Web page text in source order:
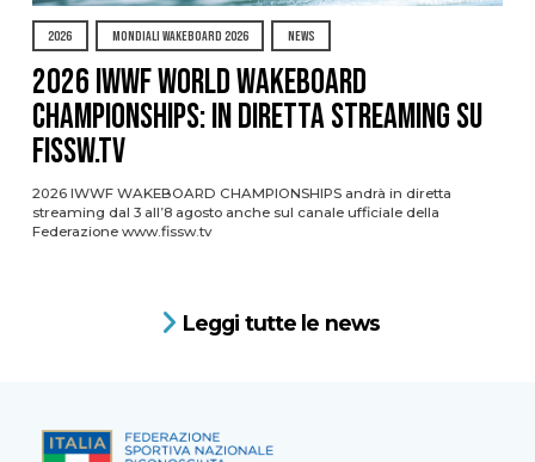
2026 MONDIALI WAKEBOARD 2026 NEWS
2026 IWWF WORLD WAKEBOARD
CHAMPIONSHIPS: IN DIRETTA STREAMING SU
FISSW.TV
2026 IWWF WAKEBOARD CHAMPIONSHIPS andrà in diretta
streaming dal 3 all’8 agosto anche sul canale ufficiale della
Federazione www.fissw.tv
Leggi tutte le news